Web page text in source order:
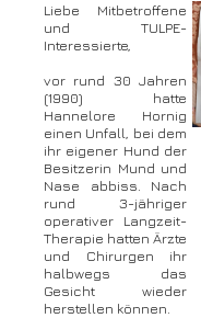
Liebe Mitbetroffene
und TULPE-
Interessierte,
vor rund 30 Jahren
(1990) hatte
Hannelore Hornig
einen Unfall, bei dem
ihr eigener Hund der
Besitzerin Mund und
Nase abbiss. Nach
rund 3-jähriger
operativer Langzeit-
Therapie hatten Ärzte
und Chirurgen ihr
halbwegs das
Gesicht wieder
herstellen können.